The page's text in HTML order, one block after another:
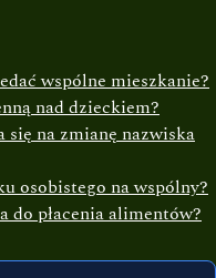
wspólne mieszkanie?
nad dzieckiem?
się na zmianę nazwiska
osobistego na wspólny?
do płacenia alimentów?